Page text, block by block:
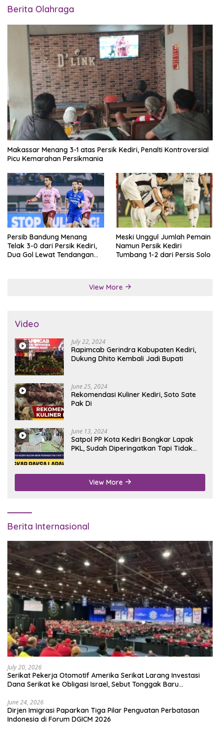
Berita Olahraga
Makassar Menang 3-1 atas Persik Kediri, Penalti Kontroversial
Picu Kemarahan Persikmania
Persib Bandung Menang
Telak 3-0 dari Persik Kediri,
Dua Gol Lewat Tendangan
Meski Unggul Jumlah Pemain
Namun Persik Kediri
Tumbang 1-2 dari Persis Solo
View More
Video
July 22, 2024
Rapimcab Gerindra Kabupaten Kediri,
Dukung Dhito Kembali Jadi Bupati
June 25, 2024
Rekomendasi Kuliner Kediri, Soto Sate
Pak Di
June 13, 2024
Satpol PP Kota Kediri Bongkar Lapak
PKL, Sudah Diperingatkan Tapi Tidak
View More
Berita Internasional
July 20, 2026
Serikat Pekerja Otomotif Amerika Serikat Larang Investasi
Dana Serikat ke Obligasi Israel, Sebut Tonggak Baru
June 24, 2026
Dirjen Imigrasi Paparkan Tiga Pilar Penguatan Perbatasan
Indonesia di Forum DGICM 2026